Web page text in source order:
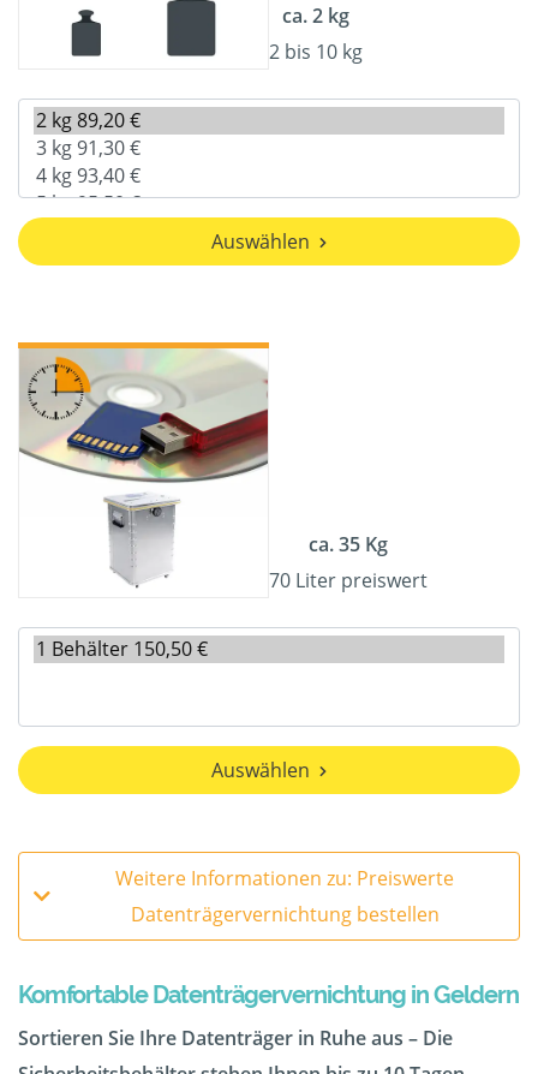
ca. 2 kg
2 bis 10 kg
Auswählen
ca. 35 Kg
70 Liter preiswert
Auswählen
Weitere Informationen zu: Preiswerte
Datenträgervernichtung bestellen
Komfortable Datenträgervernichtung in Geldern
Sortieren Sie Ihre Datenträger in Ruhe aus – Die